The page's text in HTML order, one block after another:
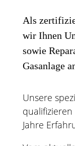
Als
wir Ihnen
sowie
Gasanlage
Unsere
Jahre